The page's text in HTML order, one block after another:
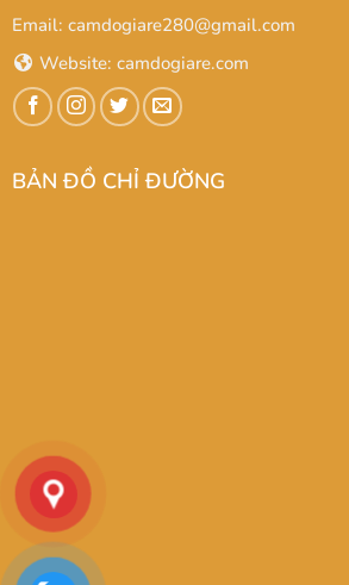
Email: camdogiare280@gmail.com
Website: camdogiare.com
BẢN ĐỒ CHỈ ĐƯỜNG